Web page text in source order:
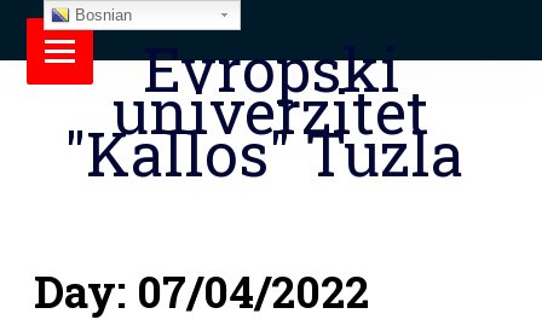
Evropski
univerzitet
"Kallos" Tuzla
Day: 07/04/2022
Bosnian